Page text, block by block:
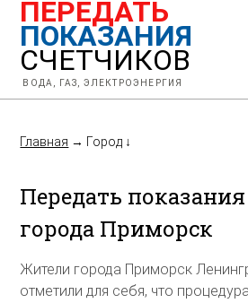
ПЕРЕДАТЬ
ПОКАЗАНИЯ
СЧЕТЧИКОВ
ВОДА, ГАЗ, ЭЛЕКТРОЭНЕРГИЯ
Главная → Город ↓
Передать
города Приморск
Жители города Приморск
отметили для себя, что